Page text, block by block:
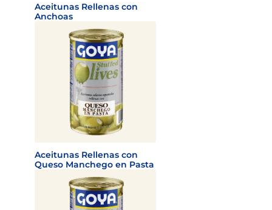
Aceitunas Rellenas con
Anchoas
Aceitunas Rellenas con
Queso Manchego en Pasta